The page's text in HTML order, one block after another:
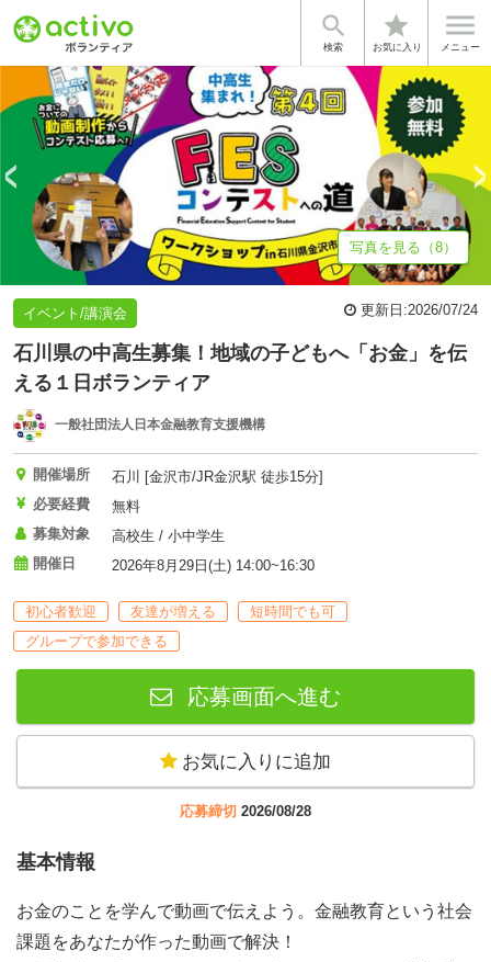

検索
star
お気に入り

メニュー
基本情報 募集詳細 法人情報
写真を見る（8）
イベント/講演会 更新日:2026/07/24
石川県の中高生募集！地域の子どもへ「お金」を伝
える１日ボランティア
一般社団法人日本金融教育支援機構
開催場所
石川 [金沢市/JR金沢駅 徒歩15分]
必要経費
無料
募集対象
高校生 / 小中学生
開催日
2026年8月29日(土) 14:00~16:30
初心者歓迎 友達が増える
短時間でも可
グループで参加できる
応募画面へ進む
お気に入りに追加
応募締切 2026/08/28
基本情報
お金のことを学んで動画で伝えよう。金融教育という社会
課題をあなたが作った動画で解決！